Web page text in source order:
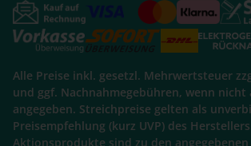
Alle Preise inkl. gesetzl. Mehrwertsteuer
und ggf. Nachnahmegebühren, wenn nicht
angegeben. Streichpreise gelten als
Preisempfehlung (kurz UVP) des
Aktionsprodukte sind zu den angegebenen